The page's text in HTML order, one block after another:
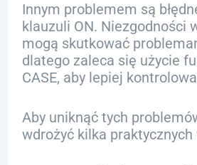
Innym problemem są
klauzuli ON. Niezgodności
mogą skutkować
dlatego zaleca się użycie
CASE, aby lepiej
Aby uniknąć tych
wdrożyć kilka